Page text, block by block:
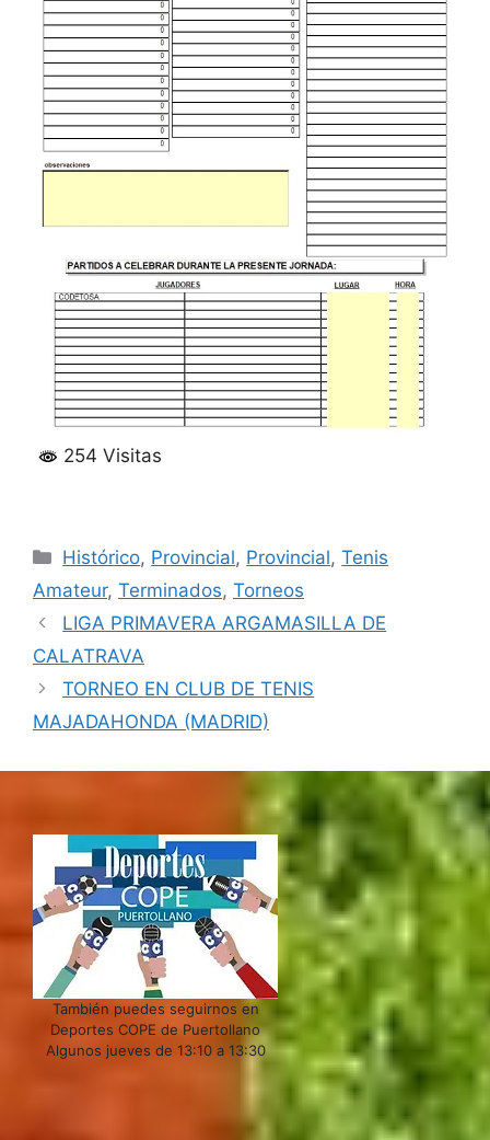
254 Visitas
Categorías
Histórico, Provincial, Provincial,Tenis
Amateur, Terminados, Torneos
LIGA PRIMAVERA ARGAMASILLA DE
CALATRAVA
TORNEO EN CLUB DE TENIS
MAJADAHONDA (MADRID)
También puedes seguirnos en
Deportes COPE de Puertollano
Algunos jueves de 13:10 a 13:30